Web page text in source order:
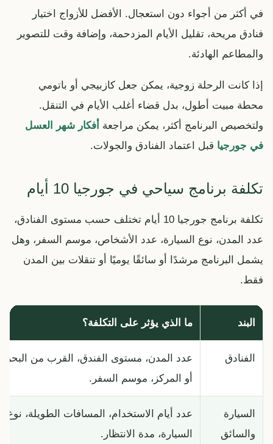
في أكثر من أجواء دون استعجال. الأفضل للأزواج اختيار
فنادق مريحة، تقليل الأيام المزدحمة، وإضافة وقت للتصوير
والمطاعم الهادئة.
إذا كانت الرحلة زوجية، يمكن جعل كازبيجي أو باتومي
محطة مبيت أطول، بدل قضاء أغلب الأيام في التنقل.
ولتخصيص البرنامج أكثر، يمكن مراجعة أفكار شهر العسل
في جورجيا قبل اعتماد الفنادق والجولات.
تكلفة برنامج سياحي في جورجيا 10 أيام
تكلفة برنامج جورجيا 10 أيام تختلف حسب مستوى الفنادق،
عدد المدن، نوع السيارة، عدد الأشخاص، موسم السفر، وهل
يشمل البرنامج مرشدًا أو سائقًا يوميًا أو تنقلات بين المدن
فقط.
البند ما الذي يؤثر على التكلفة؟
الفنادق
عدد المدن، مستوى الفندق، القرب من البحر
أو المركز، موسم السفر.
السيارة
والسائق
عدد أيام الاستخدام، المسافات الطويلة، نوع
السيارة، مدة الانتظار.